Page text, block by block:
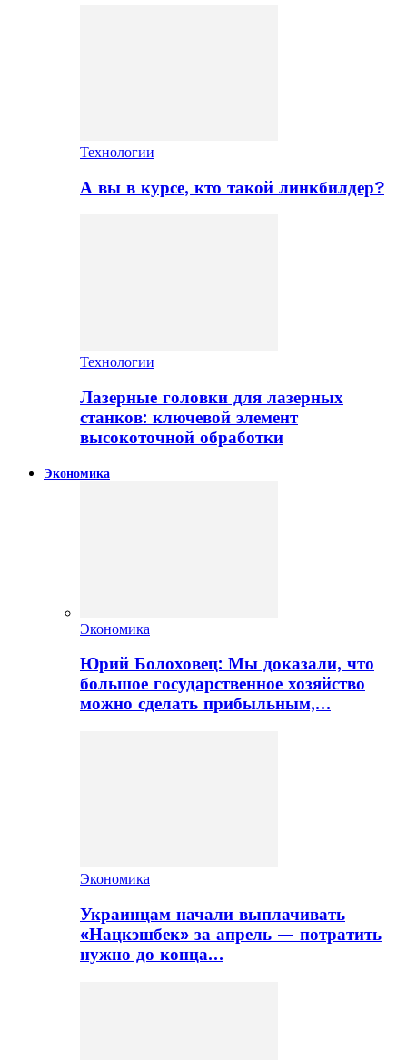
Технологии
А вы в курсе, кто такой линкбилдер?
Технологии
Лазерные головки для лазерных
станков: ключевой элемент
высокоточной обработки
Экономика
Экономика
Юрий Болоховец: Мы доказали, что
большое государственное хозяйство
можно сделать прибыльным,…
Экономика
Украинцам начали выплачивать
«Нацкэшбек» за апрель — потратить
нужно до конца…